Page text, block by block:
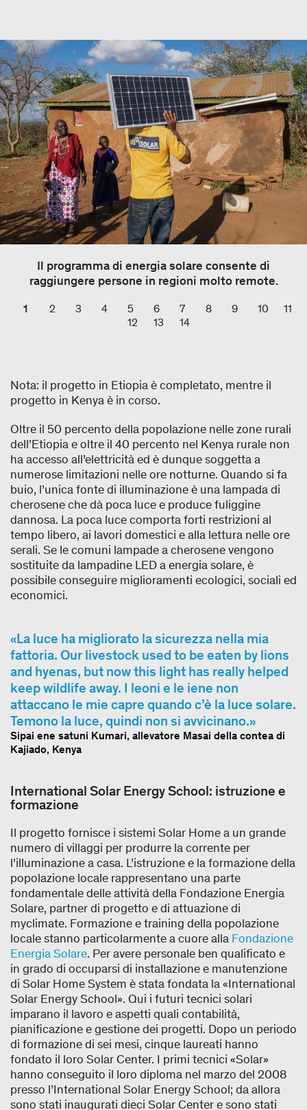
Il programma di energia solare consente di
raggiungere persone in regioni molto remote.
1 2 3 4 5 6 7 8 9 10
11
12
13 14
Nota: il progetto in Etiopia è completato, mentre il
progetto in Kenya è in corso.
Oltre il 50 percento della popolazione nelle zone rurali
dell’Etiopia e oltre il 40 percento nel Kenya rurale non
ha accesso all’elettricità ed è dunque soggetta a
numerose limitazioni nelle ore notturne. Quando si fa
buio, l’unica fonte di illuminazione è una lampada di
cherosene che dà poca luce e produce fuliggine
dannosa. La poca luce comporta forti restrizioni al
tempo libero, ai lavori domestici e alla lettura nelle ore
serali. Se le comuni lampade a cherosene vengono
sostituite da lampadine LED a energia solare, è
possibile conseguire miglioramenti ecologici, sociali ed
economici.
La luce ha migliorato la sicurezza nella mia
fattoria. Our livestock used to be eaten by lions
and hyenas, but now this light has really helped
keep wildlife away. I leoni e le iene non
attaccano le mie capre quando c’è la luce solare.
Temono la luce, quindi non si avvicinano.
Sipai ene satuni Kumari, allevatore Masai della contea di
Kajiado, Kenya
International Solar Energy School: istruzione e
formazione
Il progetto fornisce i sistemi Solar Home a un grande
numero di villaggi per produrre la corrente per
l’illuminazione a casa. L’istruzione e la formazione della
popolazione locale rappresentano una parte
fondamentale delle attività della Fondazione Energia
Solare, partner di progetto e di attuazione di
myclimate. Formazione e training della popolazione
locale stanno particolarmente a cuore alla Fondazione
Energia Solare. Per avere personale ben qualificato e
in grado di occuparsi di installazione e manutenzione
di Solar Home System è stata fondata la «International
Solar Energy School». Qui i futuri tecnici solari
imparano il lavoro e aspetti quali contabilità,
pianificazione e gestione dei progetti. Dopo un periodo
di formazione di sei mesi, cinque laureati hanno
fondato il loro Solar Center. I primi tecnici «Solar»
hanno conseguito il loro diploma nel marzo del 2008
presso l’International Solar Energy School; da allora
sono stati inaugurati dieci Solar Center e sono stati